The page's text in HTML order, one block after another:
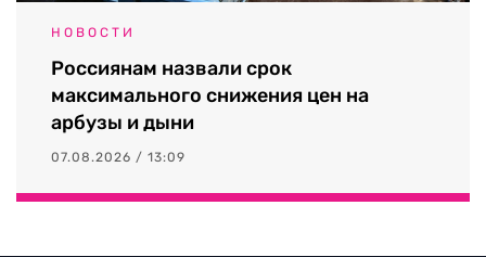
НОВОСТИ
Россиянам назвали срок
максимального снижения цен на
арбузы и дыни
07.08.2026 / 13:09